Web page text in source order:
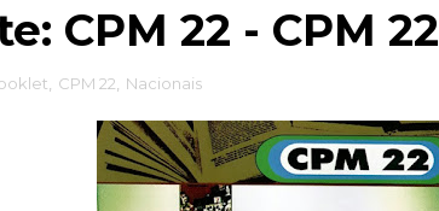
CPM 22 - CPM 22
CPM 22 Nacionais